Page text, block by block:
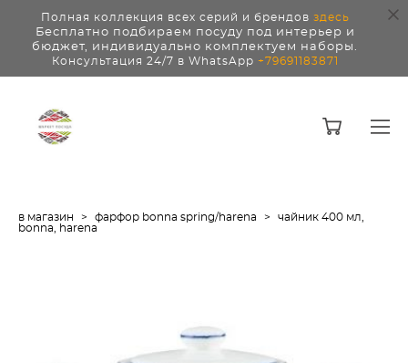
Полная коллекция всех серий и брендов здесь
Бесплатно подбираем посуду под интерьер и
бюджет, индивидуально комплектуем наборы.
Консультация 24/7 в WhatsApp +79691183871
в магазин > фарфор bonna spring/harena >
чайник 400 мл,
bonna, harena